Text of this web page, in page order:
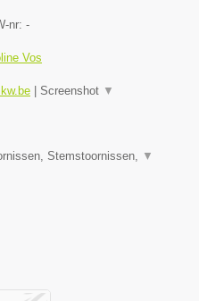
nr: -
Vos
Screenshot ▼
Stemstoornissen, ▼